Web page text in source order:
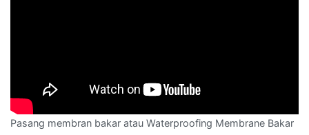
Pasang membran bakar atau Waterproofing Membrane Bakar